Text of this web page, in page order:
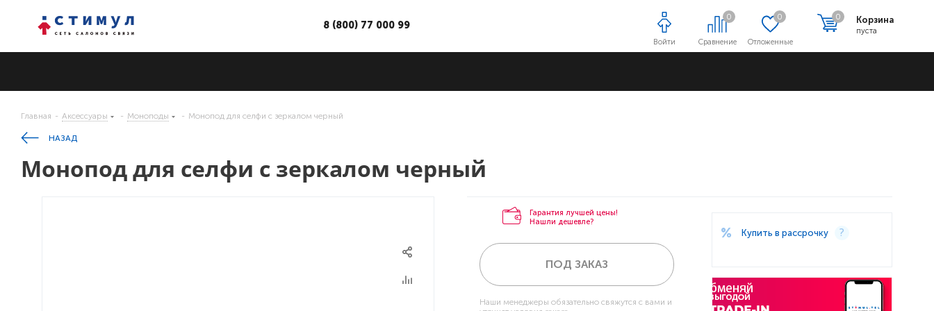
Сравнение
0
Отложенные
0 Корзина
пуста
0
Войти
8 (800) 77 000 99
Главная - Аксессуары - Моноподы - Монопод для селфи с зеркалом черный
НАЗАД
Монопод для селфи с зеркалом черный
Гарантия лучшей цены!
Нашли дешевле?
ПОД ЗАКАЗ
Наши менеджеры обязательно свяжутся с вами и
Купить в рассрочку